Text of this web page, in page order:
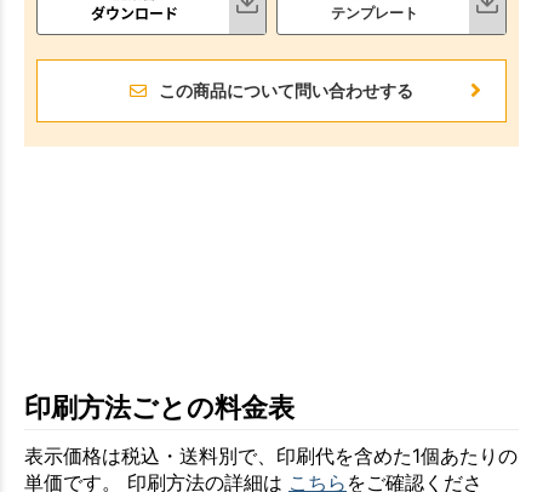
ダウンロード
テンプレート
この商品について問い合わせする
印刷方法ごとの料金表
表示価格は税込・送料別で、印刷代を含めた1個あたりの
単価です。 印刷方法の詳細は こちら をご確認くださ